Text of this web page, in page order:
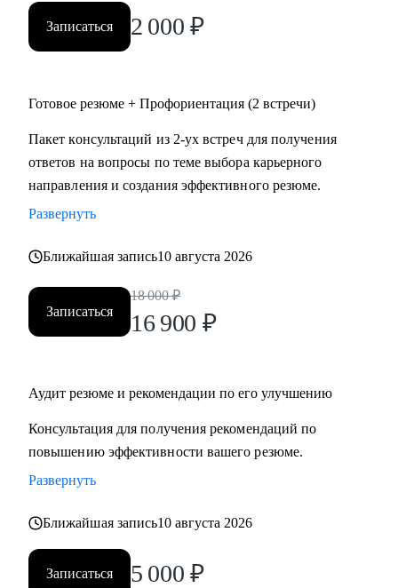
Записаться 2 000 ₽
Готовое резюме + Профориентация (2 встречи)
Пакет консультаций из 2-ух встреч для получения
ответов на вопросы по теме выбора карьерного
направления и создания эффективного резюме.
Развернуть
Ближайшая запись10 августа 2026
Записаться
18 000 ₽
16 900 ₽
Аудит резюме и рекомендации по его улучшению
Консультация для получения рекомендаций по
повышению эффективности вашего резюме.
Развернуть
Ближайшая запись10 августа 2026
Записаться 5 000 ₽